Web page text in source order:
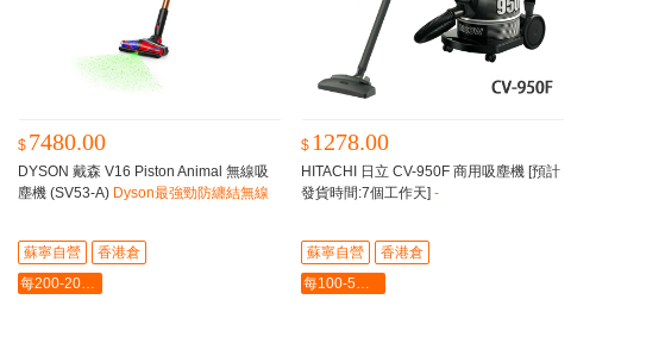
$ 7480.00
DYSON 戴森 V16 Piston Animal 無線吸
塵機 (SV53-A) Dyson最強勁防纏結無線
蘇寧自營
香港倉
每200-20最多-2000
$ 1278.00
HITACHI 日立 CV-950F 商用吸塵機 [預計
發貨時間:7個工作天] -
蘇寧自營
香港倉
每100-5最多-2000